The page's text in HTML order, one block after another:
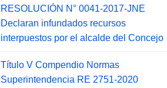
RESOLUCIÓN N° 0041-2017-JNE
Declaran infundados recursos
interpuestos por el alcalde del Concejo
Título V Compendio Normas
Superintendencia RE 2751-2020